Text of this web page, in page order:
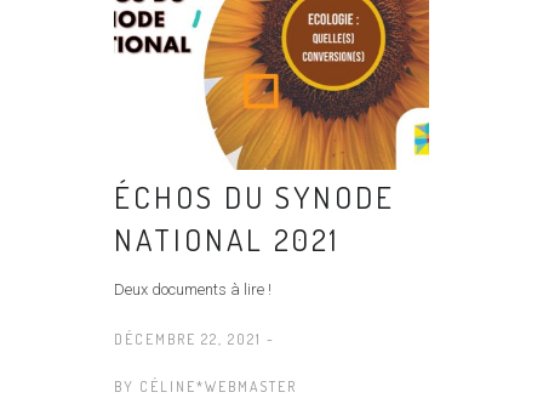
ÉCHOS DU SYNODE
NATIONAL 2021
Deux documents à lire !
DÉCEMBRE 22, 2021 -
BY CÉLINE*WEBMASTER